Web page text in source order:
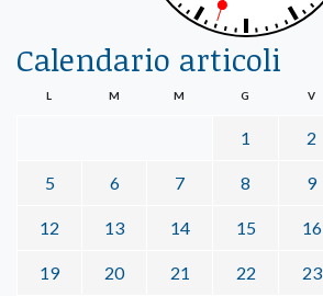
Calendario articoli
L M M G V
1 2
5 6 7 8 9
12 13 14 15 16
19 20 21 22 23